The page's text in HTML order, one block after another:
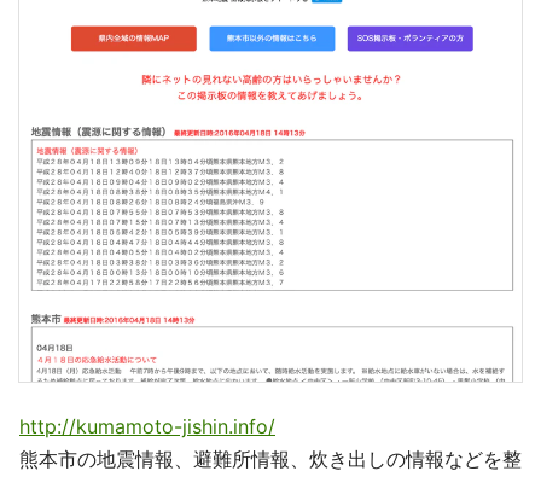
http://kumamoto-jishin.info/
熊本市の地震情報、避難所情報、炊き出しの情報などを整